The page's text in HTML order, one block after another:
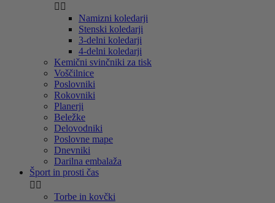
 
Namizni koledarji
Stenski koledarji
3-delni koledarji
4-delni koledarji
Kemični svinčniki za tisk
Voščilnice
Poslovniki
Rokovniki
Planerji
Beležke
Delovodniki
Poslovne mape
Dnevniki
Darilna embalaža
Šport in prosti čas
 
Torbe in kovčki